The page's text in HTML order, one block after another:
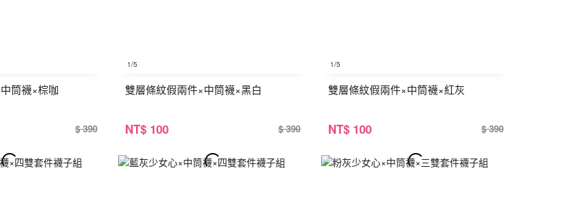
筒襪×棕咖
$ 390
1/5
雙層條紋假兩件×中筒襪×黑白
NT$ 100 $ 390
1/5
雙層條紋假兩件×中筒襪×紅灰
NT$ 100 $ 390